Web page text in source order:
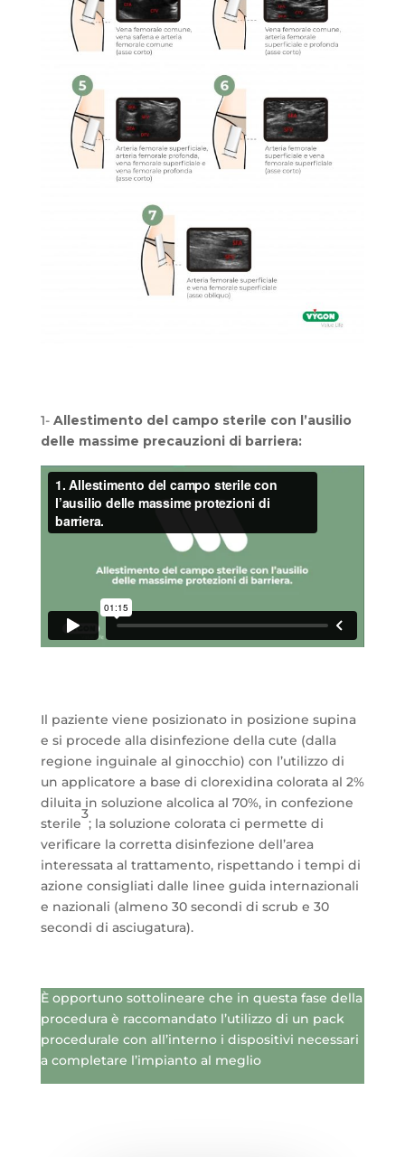
1- Allestimento del campo sterile con l’ausilio
delle massime precauzioni di barriera:
Il paziente viene posizionato in posizione supina
e si procede alla disinfezione della cute (dalla
regione inguinale al ginocchio) con l’utilizzo di
un applicatore a base di clorexidina colorata al 2%
diluita in soluzione alcolica al 70%, in confezione
sterile
3
; la soluzione colorata ci permette di
verificare la corretta disinfezione dell’area
interessata al trattamento, rispettando i tempi di
azione consigliati dalle linee guida internazionali
e nazionali (almeno 30 secondi di scrub e 30
secondi di asciugatura).
È opportuno sottolineare che in questa fase della
procedura è raccomandato l’utilizzo di un pack
procedurale con all’interno i dispositivi necessari
a completare l’impianto al meglio